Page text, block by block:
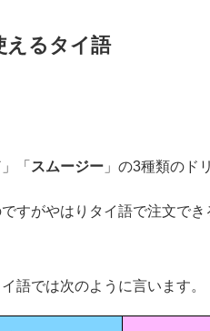
えるタイ語
」「スムージー 」の3種類のド
すがやはりタイ語で注文でき
語では次のように言います。